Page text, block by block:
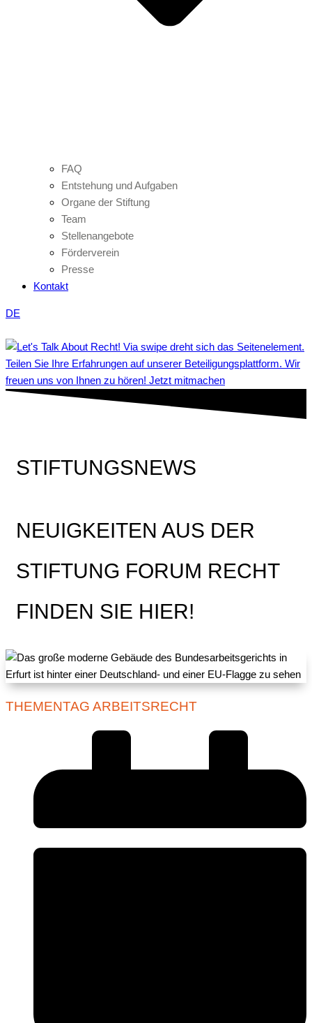
FAQ
Entstehung und Aufgaben
Organe der Stiftung
Team
Stellenangebote
Förderverein
Presse
Kontakt
DE
Teilen Sie Ihre Erfahrungen auf unserer Beteiligungsplattform. Wir
freuen uns von Ihnen zu hören! Jetzt mitmachen
STIFTUNGSNEWS
NEUIGKEITEN AUS DER
STIFTUNG FORUM RECHT
FINDEN SIE HIER!
THEMENTAG ARBEITSRECHT